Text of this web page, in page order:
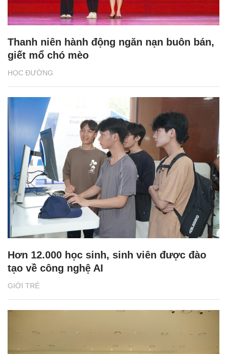
HỌC ĐƯỜNG
Thanh niên hành động ngăn nạn buôn bán,
giết mổ chó mèo
GIỚI TRẺ
Hơn 12.000 học sinh, sinh viên được đào
tạo về công nghệ AI